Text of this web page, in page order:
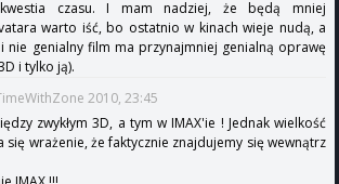
czasu. I mam nadziej, że będą mniej
warto iść, bo ostatnio w kinach wieje nudą, a
nie genialny film ma przynajmniej genialną oprawę
i tylko ją).
2010, 23:45
zwykłym 3D, a tym w IMAX'ie ! Jednak wielkość
się wrażenie, że faktycznie znajdujemy się wewnątrz